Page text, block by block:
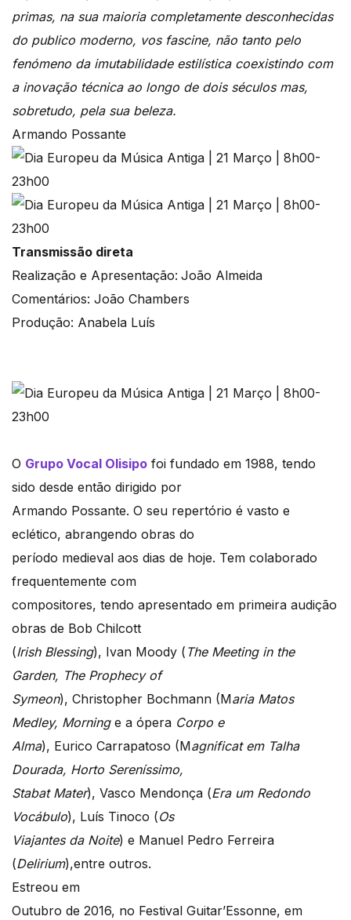
primas, na sua maioria completamente desconhecidas
do publico moderno, vos fascine, não tanto pelo
fenómeno da imutabilidade estilística coexistindo com
a inovação técnica ao longo de dois séculos mas,
sobretudo, pela sua beleza.
Armando Possante
Transmissão direta
Realização e Apresentação: João Almeida
Comentários: João Chambers
Produção: Anabela Luís
O Grupo Vocal Olisipo foi fundado em 1988, tendo
sido desde então dirigido por
Armando Possante. O seu repertório é vasto e
eclético, abrangendo obras do
período medieval aos dias de hoje. Tem colaborado
frequentemente com
compositores, tendo apresentado em primeira audição
obras de Bob Chilcott
(Irish Blessing), Ivan Moody ( The Meeting in the
Garden, The Prophecy of
Symeon), Christopher Bochmann (Maria Matos
Medley, Morning e a ópera Corpo e
Alma), Eurico Carrapatoso (Magnificat em Talha
Dourada, Horto Sereníssimo,
Stabat Mater), Vasco Mendonça (Era um Redondo
Vocábulo), Luís Tinoco (Os
Viajantes da Noite) e Manuel Pedro Ferreira
(Delirium),entre outros.
Estreou em
Outubro de 2016, no Festival Guitar’Essonne, em